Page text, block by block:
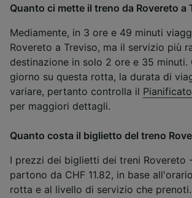
Quanto ci mette il treno da Rovereto a
Mediamente, in 3 ore e 49 minuti
Rovereto a Treviso, ma il servizio più
destinazione in solo 2 ore e 35 minuti.
giorno su questa rotta, la durata di
variare, pertanto controlla il
per maggiori dettagli.
Quanto costa il biglietto del treno
I prezzi dei biglietti dei treni Rovereto
partono da CHF 11.82, in base
rotta e al livello di servizio che